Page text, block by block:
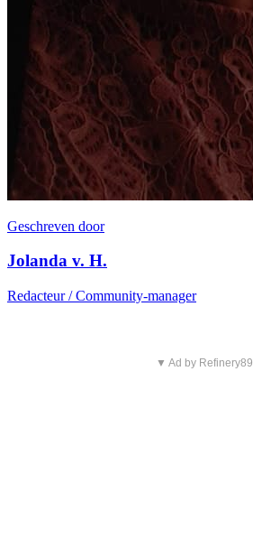
Geschreven door
Jolanda v. H.
Redacteur / Community-manager
▼ Ad by Refinery89